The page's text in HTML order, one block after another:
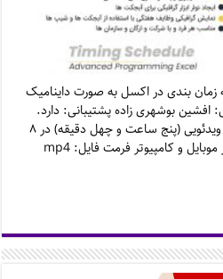
زمان بندی در اکسل به صورت داینامیک
بوشهری زاده پشتیبانی: دارد.
نوع محصول: دانلودی نوع فایل: ویدئویی (پنج ساعت و چهل دقیقه) در ۸
درس آموزشی – قابل مشاهده در موبایل و کامپیوتر فرمت فایل: mp4